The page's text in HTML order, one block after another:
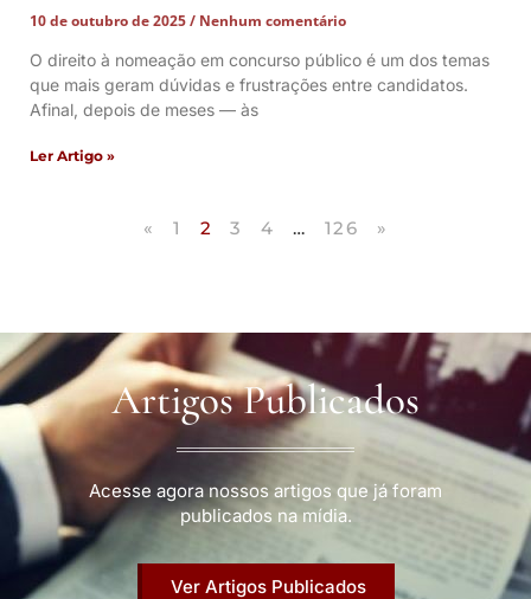
10 de outubro de 2025
Nenhum comentário
O direito à nomeação em concurso público é um dos temas
que mais geram dúvidas e frustrações entre candidatos.
Afinal, depois de meses — às
Ler Artigo »
« 1 2 3 4 … 126 »
Artigos Publicados
Acesse agora nossos artigos que já foram
publicados na mídia.
Ver Artigos Publicados